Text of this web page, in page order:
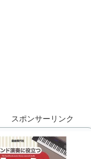
スポンサーリンク